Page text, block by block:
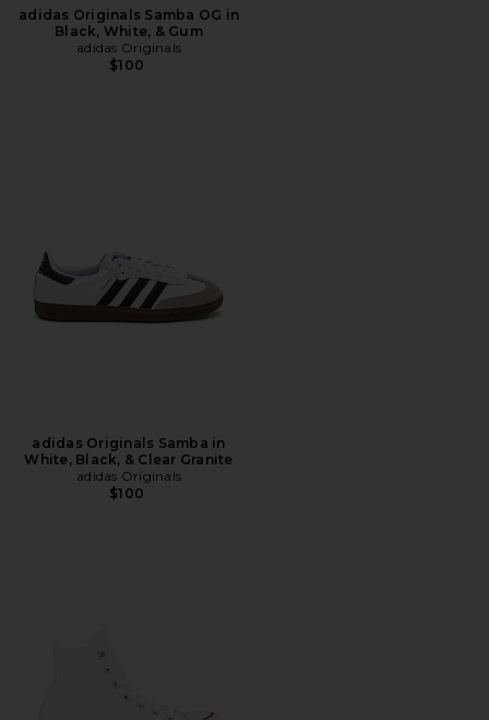
adidas Originals Samba OG in
Black, White, & Gum
adidas Originals
$100
adidas Originals Samba in
White, Black, & Clear Granite
adidas Originals
$100